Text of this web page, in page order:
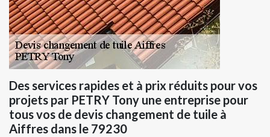
Des services rapides et à prix réduits pour vos
projets par PETRY Tony une entreprise pour
tous vos de devis changement de tuile à
Aiffres dans le 79230